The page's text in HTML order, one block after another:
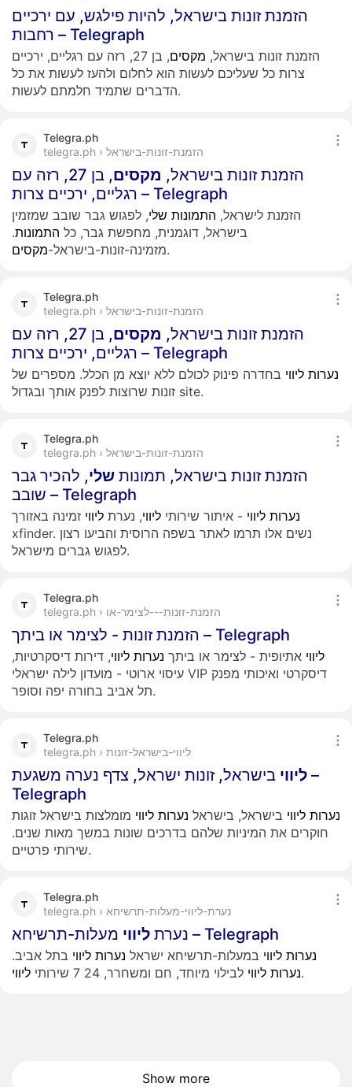
הזמנת זונות בישראל, להיות פילגש, עם ירכיים
רחבות – Telegraph
הזמנת זונות בישראל, מקסים
, בן 27, רזה עם רגליים, ירכיים
צרות כל שעליכם לעשות הוא לחלום ולהעז לעשות את כל
הדברים שתמיד חלמתם לעשות.
Telegra.ph
telegra.ph › הזמנת-זונות-בישראל
הזמנת זונות בישראל, מקסים
, בן 27, רזה עם
רגליים, ירכיים צרות – Telegraph
הזמנת לישראל, התמונות שלי, לפגוש גבר שובב שמזמין
בישראל, דוגמנית, מחפשת גבר, כל התמונות.
מזמינה-זונות-בישראל-מקסים .
Telegra.ph
telegra.ph › הזמנת-זונות-בישראל
הזמנת זונות בישראל, מקסים
, בן 27, רזה עם
רגליים, ירכיים צרות – Telegraph
נערות ליווי בחדרה פינוק לכולם ללא יוצא מן הכלל. מספרים של
זונות שרוצות לפנק אותך ובגדול site.
Telegra.ph
telegra.ph › הזמנת-זונות-בישראל
הזמנת זונות בישראל, תמונות שלי, להכיר גבר
שובב – Telegraph
נערות ליווי - איתור שירותי ליווי, נערת ליווי זמינה באזורך
xfinder. נשים אלו תרמו לאתר בשפה הרוסית והביעו רצון
לפגוש גברים מישראל.
Telegra.ph
telegra.ph › הזמנת-זונות---לצימר-או
הזמנת זונות - לצימר או ביתך – Telegraph
ליווי אתיופית - לצימר או ביתך נערות ליווי, דירות דיסקרטיות,
עיסוי ארוטי - מועדון לילה ישראלי VIP דיסקרטי ואיכותי מפנק
תל אביב בחורה יפה וסופר.
Telegra.ph
telegra.ph › ליווי-בישראל-זונות
ליווי בישראל, זונות ישראל, צדף נערה משגעת –
Telegraph
נערות ליווי בישראל, בישראל נערות ליווי מומלצות בישראל זוגות
חוקרים את המיניות שלהם בדרכים שונות במשך מאות שנים.
שירותי פרטיים.
Telegra.ph
telegra.ph › נערת-ליווי-מעלות-תרשיחא
נערת ליווי מעלות-תרשיחא – Telegraph
נערות ליווי במעלות-תרשיחא ישראל נערות ליווי בתל אביב.
נערות ליווי לבילוי מיוחד, חם ומשחרר, 24 7 שירותי ליווי .
Show more